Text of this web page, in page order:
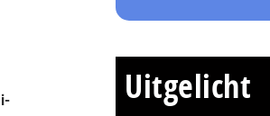
Uitgelicht